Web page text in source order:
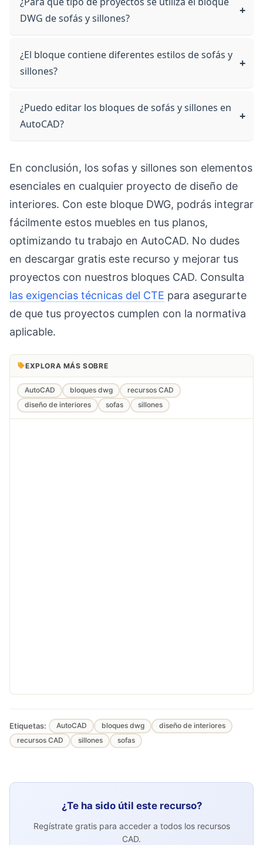
DWG de sofás y sillones?
¿El bloque contiene diferentes estilos de sofás y
sillones?
¿Puedo editar los bloques de sofás y sillones en
AutoCAD?
En conclusión, los sofas y sillones son elementos
esenciales en cualquier proyecto de diseño de
interiores. Con este bloque DWG, podrás integrar
fácilmente estos muebles en tus planos,
optimizando tu trabajo en AutoCAD. No dudes
en descargar gratis este recurso y mejorar tus
proyectos con nuestros bloques CAD. Consulta
las exigencias técnicas del CTE para asegurarte
de que tus proyectos cumplen con la normativa
aplicable.
EXPLORA MÁS SOBRE
AutoCAD bloques dwg
recursos CAD
diseño de interiores
sofas sillones
Etiquetas: AutoCAD bloques dwg
diseño de interiores
recursos CAD
sillones sofas
¿Te ha sido útil este recurso?
Regístrate gratis para acceder a todos los recursos
CAD.